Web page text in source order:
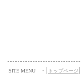
SITE MENU ・ トップページ